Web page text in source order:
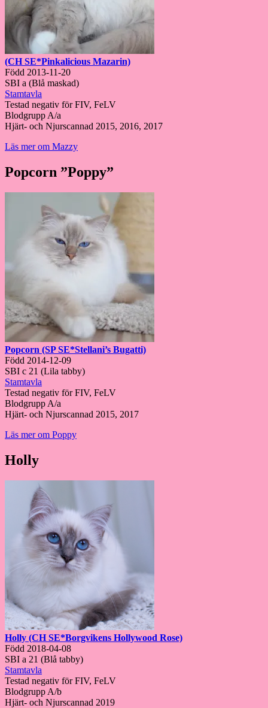
(CH SE*Pinkalicious Mazarin)
Född 2013-11-20
SBI a (Blå maskad)
Stamtavla
Testad negativ för FIV, FeLV
Blodgrupp A/a
Hjärt- och Njurscannad 2015, 2016, 2017
Läs mer om Mazzy
Popcorn ”Poppy”
Popcorn (SP SE*Stellani’s Bugatti)
Född 2014-12-09
SBI c 21 (Lila tabby)
Stamtavla
Testad negativ för FIV, FeLV
Blodgrupp A/a
Hjärt- och Njurscannad 2015, 2017
Läs mer om Poppy
Holly
Holly (CH SE*Borgvikens Hollywood Rose)
Född 2018-04-08
SBI a 21 (Blå tabby)
Stamtavla
Testad negativ för FIV, FeLV
Blodgrupp A/b
Hjärt- och Njurscannad 2019